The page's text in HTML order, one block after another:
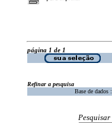
página 1 de 1
Refinar a pesquisa
Base de dados :
Pesquisar